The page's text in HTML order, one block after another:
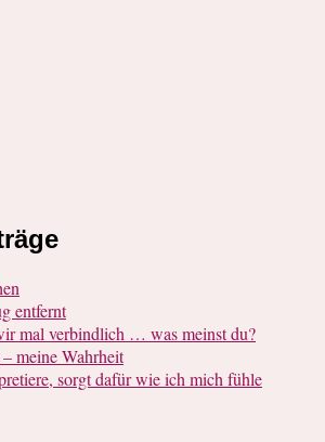
entfernt
mal verbindlich … was meinst du?
meine Wahrheit
sorgt dafür wie ich mich fühle